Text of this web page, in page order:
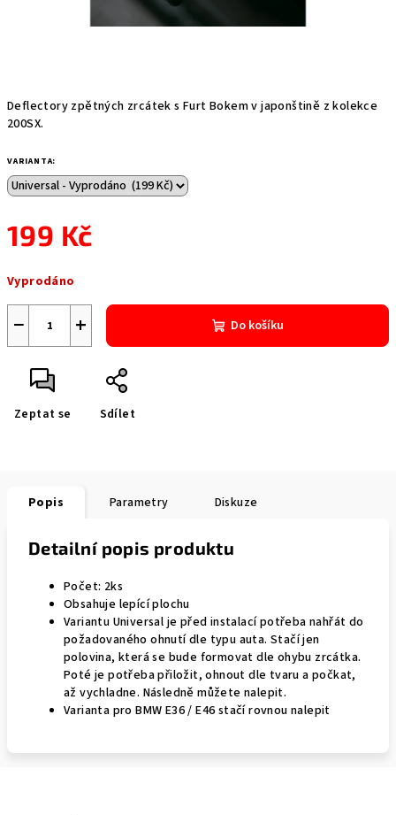
Deflectory zpětných zrcátek s Furt Bokem v japonštině z kolekce
200SX.
VARIANTA:
199 Kč
cena:
Vyprodáno
+
− Do košíku
Zeptat se Sdílet
Popis Parametry Diskuze
Detailní popis produktu
Počet: 2ks
Obsahuje lepící plochu
Variantu Universal je před instalací potřeba nahřát do
požadovaného ohnutí dle typu auta. Stačí jen
polovina, která se bude formovat dle ohybu zrcátka.
Poté je potřeba přiložit, ohnout dle tvaru a počkat,
až vychladne. Následně můžete nalepit.
Varianta pro BMW E36 / E46 stačí rovnou nalepit